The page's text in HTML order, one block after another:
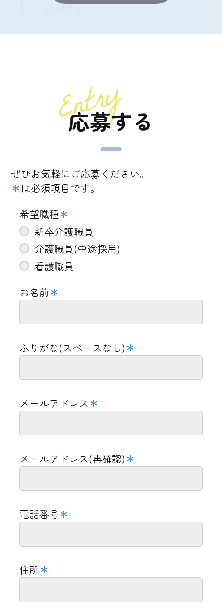
口腔ケア
10:00
簡潔な申し送り
遊びリテーション準備
フロアにて過ごされるご入居者とコ
ミュニケーション
お部屋で過ごされるご入居者のご様
子確認
朝食の食事量・水分摂取量の入力
time 11:00
1時間しっかりと身体を休
めます
遅出（介護職員が出勤）
員間での談笑も気持ちが休まるひと時
time12:00
休憩終了し業務再開
昼食介助 昼食下膳
口腔ケア
time
Entry
応募する
ぜひお気軽にご応募ください。
＊は必須項目です。
希望職種＊
新卒介護職員
介護職員(中途採用)
看護職員
お名前＊
ふりがな(スペースなし)＊
メールアドレス＊
メールアドレス(再確認)＊
電話番号＊
住所＊